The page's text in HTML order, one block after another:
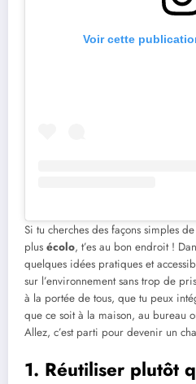
Voir cette
Si tu cherches des façons simples
plus écolo, t’es au bon endroit !
quelques idées pratiques et
sur l’environnement sans trop de
à la portée de tous, que tu peux
que ce soit à la maison, au bureau
Allez, c’est parti pour devenir un
1. Réutiliser plutôt